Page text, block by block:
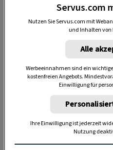
gute Schnecken
Warum sind
Fressfeinde von
ernähren sich
Schnecken,
Servus.com
Nutzen Sie Servus.com mit
und Inhalten
Alle
Werbeeinnahmen sind ein
kostenfreien Angebots.
Einwilligung für
Ihre Einwilligung ist jederzeit
Nutzung